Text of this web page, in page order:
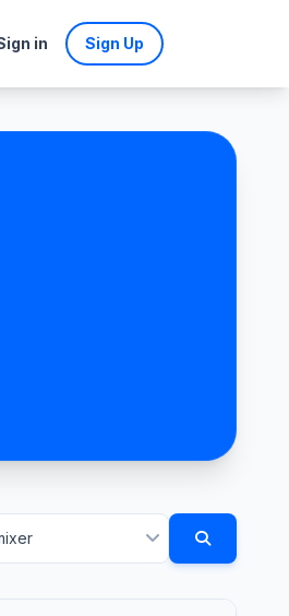
in Sign Up